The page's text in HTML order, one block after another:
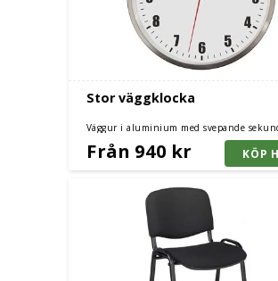
Stor väggklocka
Väggur i aluminium med svepande
Varumärket tiq® borgar för väggur i
storlekar.
Från 940 kr